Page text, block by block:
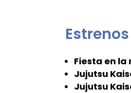
Fiesta en
Jujutsu
Jujutsu